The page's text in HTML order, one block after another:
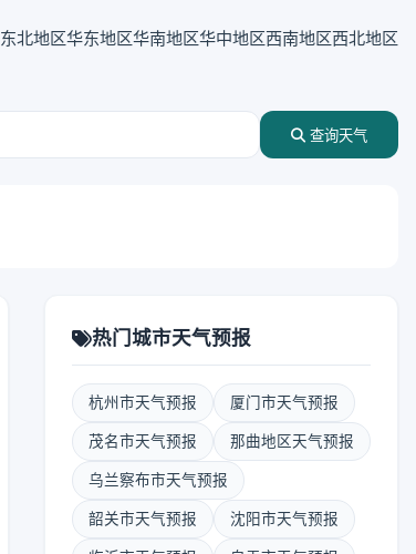
东北地区华东地区华南地区华中地区西南地区西北地区
查询天气
热门城市天气预报
杭州市天气预报 厦门市天气预报
茂名市天气预报 那曲地区天气预报
乌兰察布市天气预报
韶关市天气预报 沈阳市天气预报